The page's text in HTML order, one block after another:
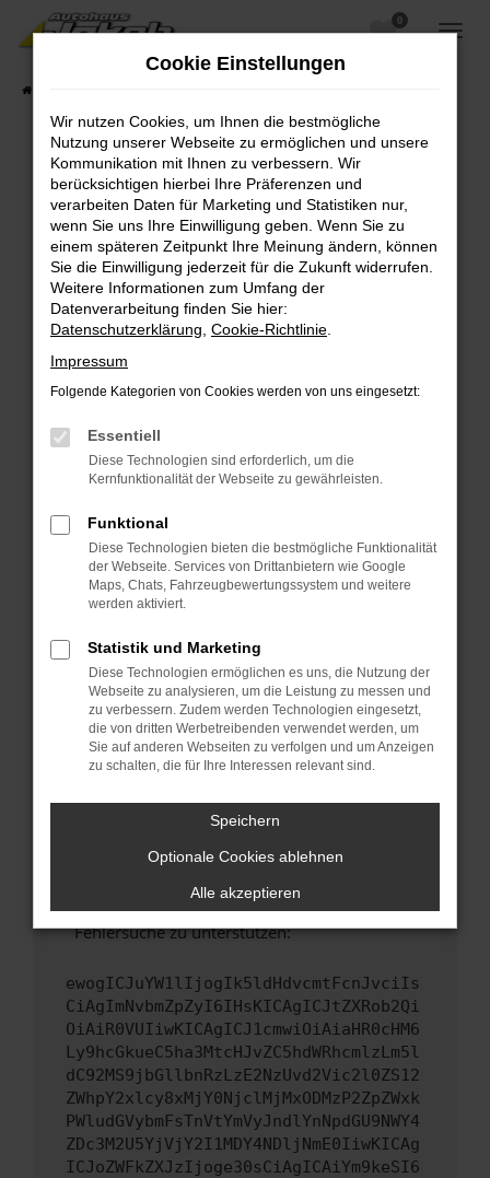
Zum
Hauptinhalt
0
Fehler: Network Error
Beim Laden ist ein Fehler aufgetreten.
Hier sind ein paar Tipps, die dir helfen können:
Überprüfe deine Firewall und deine
Internetverbindung.
Laden andere Webseiten, zum Beispiel deine
Suchmaschine?
Prüfe deine Browsererweiterungen.
Manche Erweiterungen, wie Werbeblocker,
können das Laden bestimmter Seiten
verhindern. Funktioniert die Seite in einem
Fenster?
Starte dein Gerät neu.
Das kann manchmal helfen, vorübergehende
Probleme zu beheben.
Betriebssystem auf dem neuesten Stand
sind.
Veraltete Software birgt nicht nur ein
Sicherheitsrisiko, sondern kann auch dazu
führen, dass bestimmte Funktionen nicht mehr
unterstützt werden.
Wende dich an den Webseitenbetreiber.
Wenn du alle oben genannten Schritte versucht
hast, kontaktiere uns bitte. Wir werden
versuchen, das Problem zu beheben. Du kannst
uns diesen Text schicken, um uns bei der
Fehlersuche zu unterstützen:
ewogICJuYW1lIjogIk5ldHdvcmtFcnJvciIs
CiAgImNvbmZpZyI6IHsKICAgICJtZXRob2Qi
OiAiR0VUIiwKICAgICJ1cmwiOiAiaHR0cHM6
Ly9hcGkueC5ha3MtcHJvZC5hdWRhcmlzLm5l
dC92MS9jbGllbnRzLzE2NzUvd2Vic2l0ZS12
ZWhpY2xlcy8xMjY0NjclMjMxODMzP2ZpZWxk
PWludGVybmFsTnVtYmVyJndlYnNpdGU9NWY4
ZDc3M2U5YjVjY2I1MDY4NDljNmE0IiwKICAg
ICJoZWFkZXJzIjoge30sCiAgICAiYm9keSI6
Cookie Einstellungen
Wir nutzen Cookies, um Ihnen die bestmögliche
Nutzung unserer Webseite zu ermöglichen und unsere
Kommunikation mit Ihnen zu verbessern. Wir
berücksichtigen hierbei Ihre Präferenzen und
verarbeiten Daten für Marketing und Statistiken nur,
wenn Sie uns Ihre Einwilligung geben. Wenn Sie zu
einem späteren Zeitpunkt Ihre Meinung ändern, können
Sie die Einwilligung jederzeit für die Zukunft widerrufen.
Weitere Informationen zum Umfang der
Datenverarbeitung finden Sie hier:
Datenschutzerklärung Cookie-Richtlinie
Impressum
Folgende Kategorien von Cookies werden von uns eingesetzt:
Essentiell
Diese Technologien sind erforderlich, um die
Kernfunktionalität der Webseite zu gewährleisten.
Funktional
Diese Technologien bieten die bestmögliche Funktionalität
der Webseite. Services von Drittanbietern wie Google
Maps, Chats, Fahrzeugbewertungssystem und weitere
werden aktiviert.
Statistik und Marketing
Diese Technologien ermöglichen es uns, die Nutzung der
Webseite zu analysieren, um die Leistung zu messen und
zu verbessern. Zudem werden Technologien eingesetzt,
die von dritten Werbetreibenden verwendet werden, um
Sie auf anderen Webseiten zu verfolgen und um Anzeigen
zu schalten, die für Ihre Interessen relevant sind.
Speichern
Optionale Cookies ablehnen
Alle akzeptieren